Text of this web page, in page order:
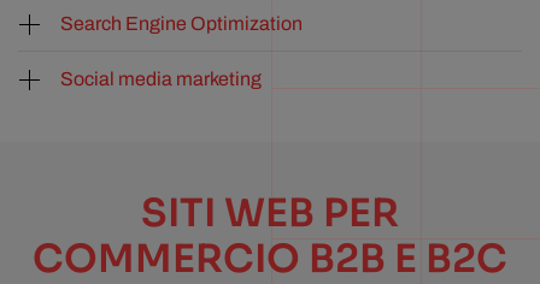
Search Engine Optimization
Social media marketing
SITI WEB PER
COMMERCIO B2B E B2C